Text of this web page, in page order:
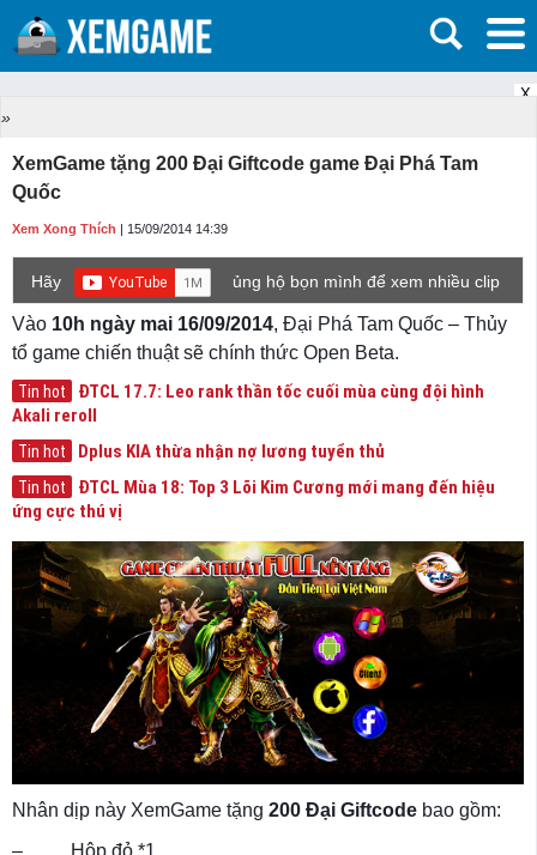
X
»
XemGame tặng 200 Đại Giftcode game Đại Phá Tam
Quốc
Xem Xong Thích | 15/09/2014 14:39
Hãy
ủng hộ bọn mình để xem nhiều clip
game mới hơn nhé!
Vào 10h ngày mai 16/09/2014, Đại Phá Tam Quốc – Thủy
tổ game chiến thuật sẽ chính thức Open Beta.
Tin hot
ĐTCL 17.7: Leo rank thần tốc cuối mùa cùng đội hình
Akali reroll
Tin hot Dplus KIA thừa nhận nợ lương tuyển thủ
Tin hot
ĐTCL Mùa 18: Top 3 Lõi Kim Cương mới mang đến hiệu
ứng cực thú vị
Nhân dịp này XemGame tặng 200 Đại Giftcode bao gồm:
– Hộp đỏ *1